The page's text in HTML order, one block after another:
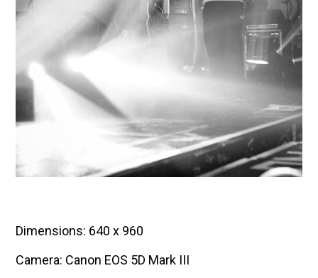
Dimensions: 640 x 960
Camera: Canon EOS 5D Mark III